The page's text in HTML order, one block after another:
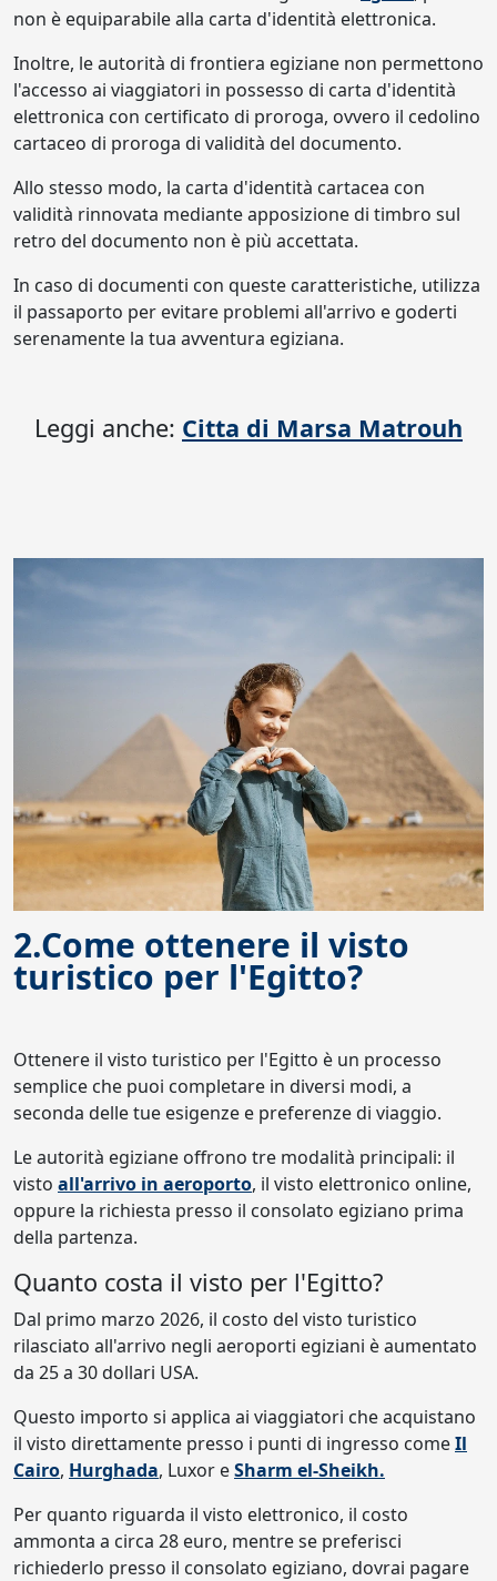
non è equiparabile alla carta d'identità elettronica.
Inoltre, le autorità di frontiera egiziane non permettono
l'accesso ai viaggiatori in possesso di carta d'identità
elettronica con certificato di proroga, ovvero il cedolino
cartaceo di proroga di validità del documento.
Allo stesso modo, la carta d'identità cartacea con
validità rinnovata mediante apposizione di timbro sul
retro del documento non è più accettata.
In caso di documenti con queste caratteristiche, utilizza
il passaporto per evitare problemi all'arrivo e goderti
serenamente la tua avventura egiziana.
Leggi anche: Citta di Marsa Matrouh
2.Come ottenere il visto
turistico per l'Egitto?
Ottenere il visto turistico per l'Egitto è un processo
semplice che puoi completare in diversi modi, a
seconda delle tue esigenze e preferenze di viaggio.
Le autorità egiziane offrono tre modalità principali: il
visto all'arrivo in aeroporto, il visto elettronico online,
oppure la richiesta presso il consolato egiziano prima
della partenza.
Quanto costa il visto per l'Egitto?
Dal primo marzo 2026, il costo del visto turistico
rilasciato all'arrivo negli aeroporti egiziani è aumentato
da 25 a 30 dollari USA.
Questo importo si applica ai viaggiatori che acquistano
il visto direttamente presso i punti di ingresso comeIl
Cairo, Hurghada, Luxor eSharm el-Sheikh.
Per quanto riguarda il visto elettronico, il costo
ammonta a circa 28 euro, mentre se preferisci
richiederlo presso il consolato egiziano, dovrai pagare